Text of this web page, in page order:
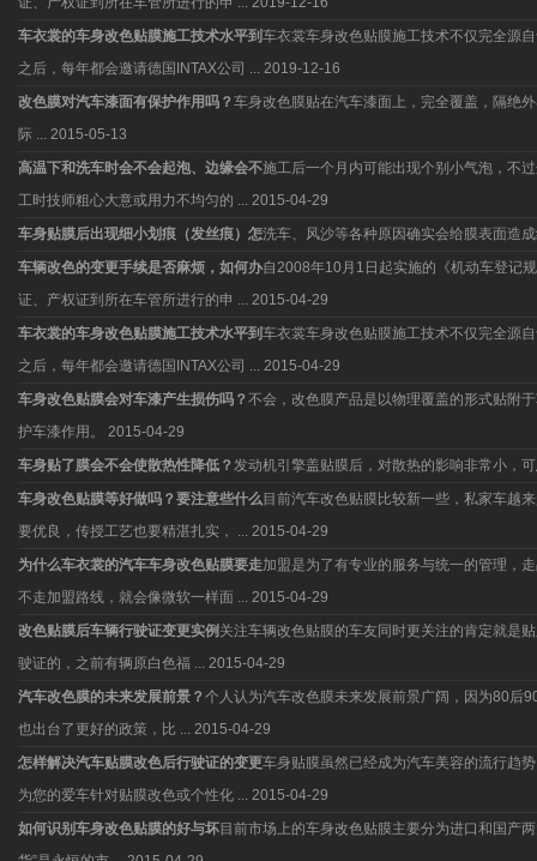
车衣裳的车身改色贴膜施工技术水平到 车衣裳车身改色贴膜施工技术不仅完全源
之后，每年都会邀请德国INTAX公司 ... 2019-12-16
改色膜对汽车漆面有保护作用吗？车身改色膜贴在汽车漆面上，完全覆盖，隔绝
际 ... 2015-05-13
高温下和洗车时会不会起泡、边缘会不施工后一个月内可能出现个别小气泡，不
工时技师粗心大意或用力不均匀的 ... 2015-04-29
车身贴膜后出现细小划痕（发丝痕）怎洗车、风沙等各种原因确实会给膜表面造
车辆改色的变更手续是否麻烦，如何办自2008年10月1日起实施的《机动车登记
证、产权证到所在车管所进行的申 ... 2015-04-29
车衣裳的车身改色贴膜施工技术水平到 车衣裳车身改色贴膜施工技术不仅完全源
之后，每年都会邀请德国INTAX公司 ... 2015-04-29
车身改色贴膜会对车漆产生损伤吗？不会，改色膜产品是以物理覆盖的形式贴附
护车漆作用。
2015-04-29
车身贴了膜会不会使散热性降低？发动机引擎盖贴膜后，对散热的影响非常小，
车身改色贴膜等好做吗？要注意些什么目前汽车改色贴膜比较新一些，私家车越
要优良，传授工艺也要精湛扎实， ... 2015-04-29
为什么车衣裳的汽车车身改色贴膜要走加盟是为了有专业的服务与统一的管理，
不走加盟路线，就会像微软一样面 ... 2015-04-29
改色贴膜后车辆行驶证变更实例 关注车辆改色贴膜的车友同时更关注的肯定就是
驶证的，之前有辆原白色福 ... 2015-04-29
汽车改色膜的未来发展前景？个人认为汽车改色膜未来发展前景广阔，因为80后
也出台了更好的政策，比 ... 2015-04-29
怎样解决汽车贴膜改色后行驶证的变更车身贴膜虽然已经成为汽车美容的流行趋
为您的爱车针对贴膜改色或个性化 ... 2015-04-29
如何识别车身改色贴膜的好与坏目前市场上的车身改色贴膜主要分为进口和国产